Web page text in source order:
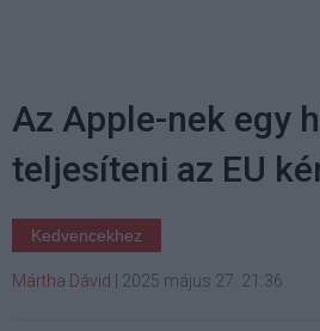
Az Apple-nek egy
teljesíteni az EU
Kedvencekhez
Mártha Dávid 2025 május 27. 21:36